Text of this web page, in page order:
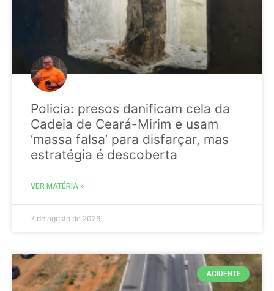
Policia: presos danificam cela da
Cadeia de Ceará-Mirim e usam
‘massa falsa’ para disfarçar, mas
estratégia é descoberta
VER MATÉRIA »
7 de agosto de 2026
ACIDENTE